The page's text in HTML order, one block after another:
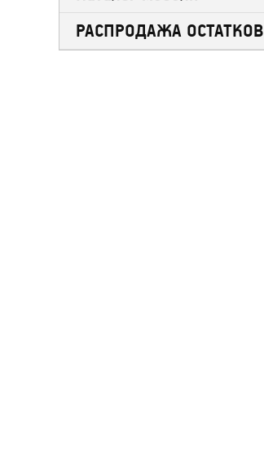
РАСПРОДАЖА ОСТАТКОВ